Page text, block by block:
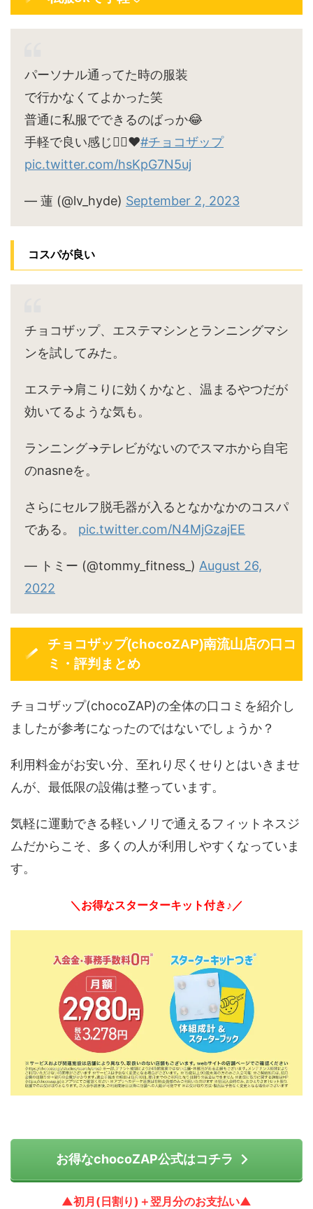
パーソナル通ってた時の服装
で行かなくてよかった笑
普通に私服でできるのばっか😂
手軽で良い感じ🙆‍♀️♥#チョコザップ
pic.twitter.com/hsKpG7N5uj
— 蓮 (@lv_hyde) September 2, 2023
コスパが良い
チョコザップ、エステマシンとランニングマシ
ンを試してみた。
エステ→肩こりに効くかなと、温まるやつだが
効いてるような気も。
ランニング→テレビがないのでスマホから自宅
のnasneを。
さらにセルフ脱毛器が入るとなかなかのコスパ
である。 pic.twitter.com/N4MjGzajEE
— トミー (@tommy_fitness_) August 26,
2022
チョコザップ(chocoZAP)南流山店の口コ
ミ・評判まとめ
チョコザップ(chocoZAP)の全体の口コミを紹介し
ましたが参考になったのではないでしょうか？
利用料金がお安い分、至れり尽くせりとはいきませ
んが、最低限の設備は整っています。
気軽に運動できる軽いノリで通えるフィットネスジ
ムだからこそ、多くの人が利用しやすくなっていま
す。
＼お得なスターターキット付き♪／
お得なchocoZAP公式はコチラ
▲初月(日割り)＋翌月分のお支払い▲